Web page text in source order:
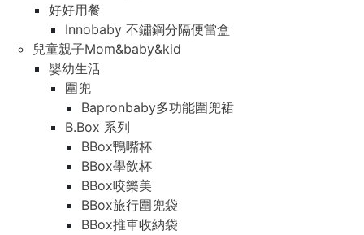
好好用餐
Innobaby 不鏽鋼分隔便當盒
兒童親子Mom&baby&kid
嬰幼生活
圍兜
Bapronbaby多功能圍兜裙
B.Box 系列
BBox鴨嘴杯
BBox學飲杯
BBox咬樂美
BBox旅行圍兜袋
BBox推車收納袋